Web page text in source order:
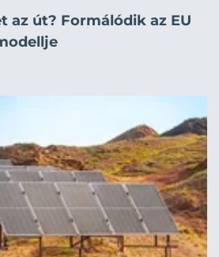
az út? Formálódik az EU